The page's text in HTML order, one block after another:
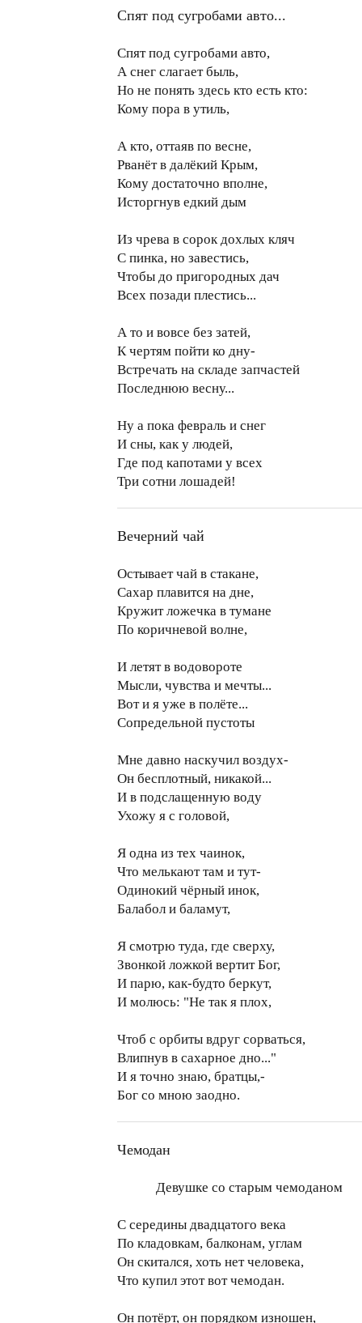
Спят под сугробами авто...
Спят под сугробами авто,
А снег слагает быль,
Но не понять здесь кто есть кто:
Кому пора в утиль,
А кто, оттаяв по весне,
Рванёт в далёкий Крым,
Кому достаточно вполне,
Исторгнув едкий дым
Из чрева в сорок дохлых кляч
С пинка, но завестись,
Чтобы до пригородных дач
Всех позади плестись...
А то и вовсе без затей,
К чертям пойти ко дну-
Встречать на складе запчастей
Последнюю весну...
Ну а пока февраль и снег
И сны, как у людей,
Где под капотами у всех
Три сотни лошадей!
Вечерний чай
Остывает чай в стакане,
Сахар плавится на дне,
Кружит ложечка в тумане
По коричневой волне,
И летят в водовороте
Мысли, чувства и мечты...
Вот и я уже в полёте...
Сопредельной пустоты
Мне давно наскучил воздух-
Он бесплотный, никакой...
И в подслащенную воду
Ухожу я с головой,
Я одна из тех чаинок,
Что мелькают там и тут-
Одинокий чёрный инок,
Балабол и баламут,
Я смотрю туда, где сверху,
Звонкой ложкой вертит Бог,
И парю, как-будто беркут,
И молюсь: "Не так я плох,
Чтоб с орбиты вдруг сорваться,
Влипнув в сахарное дно..."
И я точно знаю, братцы,-
Бог со мною заодно.
Чемодан
Девушке со старым чемоданом
С середины двадцатого века
По кладовкам, балконам, углам
Он скитался, хоть нет человека,
Что купил этот вот чемодан.
Он потёрт, он порядком изношен,